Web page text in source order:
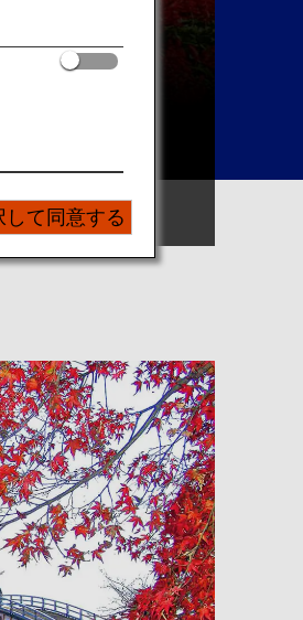
アで探す
して同意する